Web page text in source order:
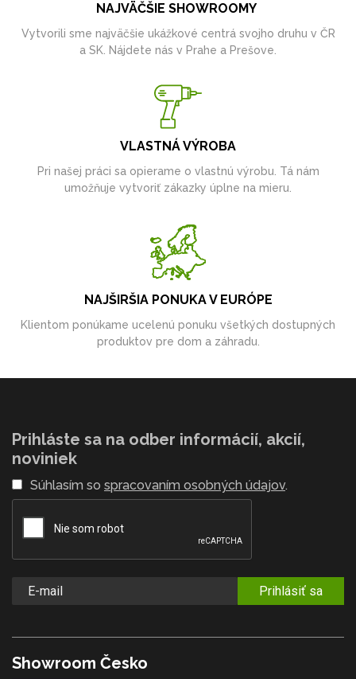
NAJVÄČŠIE SHOWROOMY
Vytvorili sme najväčšie ukážkové centrá svojho druhu v ČR
a SK. Nájdete nás v Prahe a Prešove.
VLASTNÁ VÝROBA
Pri našej práci sa opierame o vlastnú výrobu. Tá nám
umožňuje vytvoriť zákazky úplne na mieru.
NAJŠIRŠIA PONUKA V EURÓPE
Klientom ponúkame ucelenú ponuku všetkých dostupných
produktov pre dom a záhradu.
Prihláste sa na odber informácií, akcií,
noviniek
Súhlasím so spracovaním osobných údajov.
Prihlásiť sa
Showroom Česko